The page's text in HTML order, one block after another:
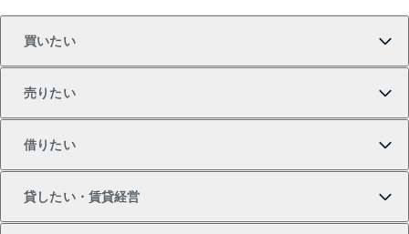
買いたい
新築・分譲マンションの購入
売りたい
マンションの売却・査定
借りたい
借りたいTOP
貸したい・賃貸経営